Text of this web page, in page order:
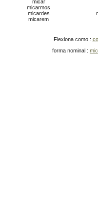
micar
micarmos
micardes
micarem
Flexiona como :
forma nominal :